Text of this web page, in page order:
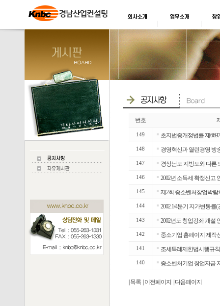
번호
149 ■ 초지법중개정법률 제
148 ■ 경영혁신과 열린경영 방
147 ■ 경상남도 지방도와 다른
146 ■ 2002년 소득세 확정신고
145 ■ 제2회 중소벤처창업박람
144 ■ 2002.1/4분기 지가변동률(
143 ■ 2002년도 창업강좌 개설
142 ■ 중소기업 홈페이지 제작
141 ■ 조세특례제한법시행규
140 ■ 중소벤처기업 창업자금
| 목록 | 이전페이지 | 다음페이지